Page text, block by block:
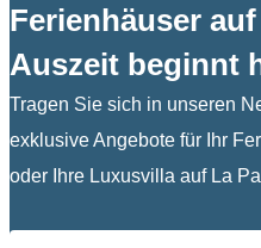
Ferienhäuser
Auszeit beginnt
Tragen Sie sich in unseren
exklusive Angebote für Ihr
oder Ihre Luxusvilla auf La